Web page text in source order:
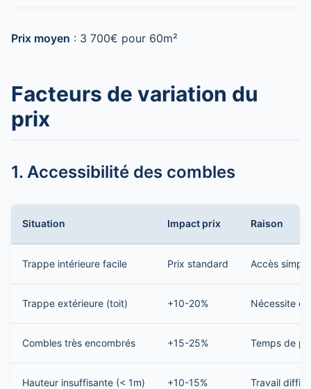
Prix moyen : 3 700€ pour 60m²
Facteurs de variation du
prix
1. Accessibilité des combles
Situation Impact prix Raison
Trappe intérieure facile Prix standard Accès simple
Trappe extérieure (toit) +10-20% Nécessite
Combles très encombrés +15-25% Temps de
Hauteur insuffisante (< 1m) +10-15% Travail